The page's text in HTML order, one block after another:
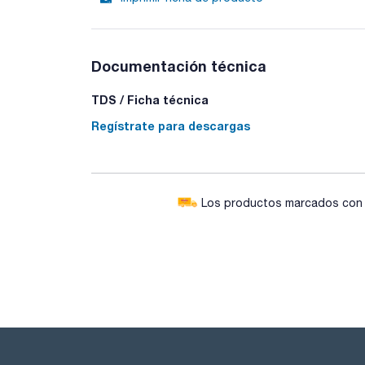
Documentación técnica
TDS / Ficha técnica
Regístrate para descargas
Los productos marcados